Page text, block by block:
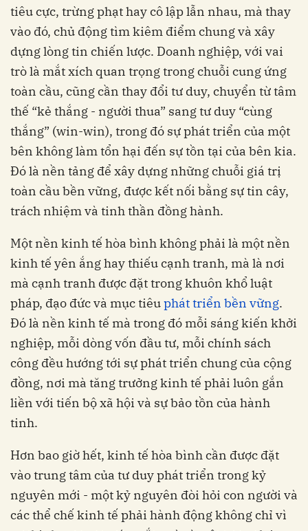
tiêu cực, trừng phạt hay cô lập lẫn nhau, mà thay
vào đó, chủ động tìm kiêm điểm chung và xây
dựng lòng tin chiến lược. Doanh nghiệp, với vai
trò là mắt xích quan trọng trong chuỗi cung ứng
toàn cầu, cũng cần thay đổi tư duy, chuyển từ tâm
thế “kẻ thắng - người thua” sang tư duy “cùng
thắng” (win-win), trong đó sự phát triển của một
bên không làm tổn hại đến sự tồn tại của bên kia.
Đó là nền tảng để xây dựng những chuỗi giá trị
toàn cầu bền vững, được kết nối bằng sự tin cây,
trách nhiệm và tinh thần đồng hành.
Một nền kinh tế hòa bình không phải là một nền
kinh tế yên ắng hay thiếu cạnh tranh, mà là nơi
mà cạnh tranh được đặt trong khuôn khổ luật
pháp, đạo đức và mục tiêuphát triển bền vững.
Đó là nền kinh tế mà trong đó mỗi sáng kiến khởi
nghiệp, mỗi dòng vốn đầu tư, mỗi chính sách
công đều hướng tới sự phát triển chung của cộng
đồng, nơi mà tăng trưởng kinh tế phải luôn gắn
liền với tiến bộ xã hội và sự bảo tồn của hành
tinh.
Hơn bao giờ hết, kinh tế hòa bình cần được đặt
vào trung tâm của tư duy phát triển trong kỷ
nguyên mới - một kỷ nguyên đòi hỏi con người và
các thể chế kinh tế phải hành động không chỉ vì